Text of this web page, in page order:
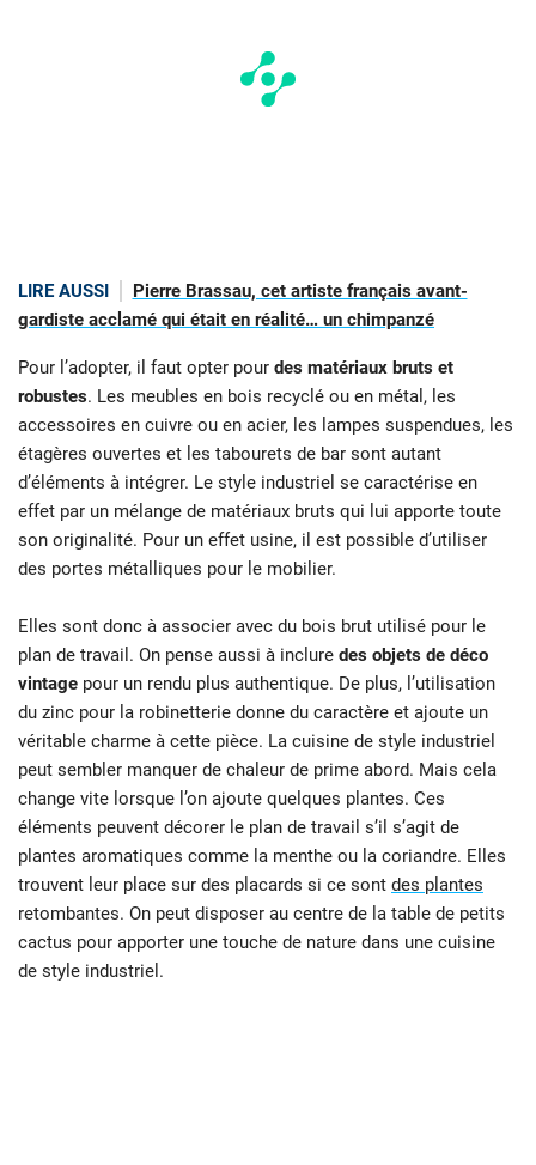
LIRE AUSSI
Pierre Brassau, cet artiste français avant-
gardiste acclamé qui était en réalité… un chimpanzé
Pour l’adopter, il faut opter pour des matériaux bruts et
robustes. Les meubles en bois recyclé ou en métal, les
accessoires en cuivre ou en acier, les lampes suspendues, les
étagères ouvertes et les tabourets de bar sont autant
d’éléments à intégrer. Le style industriel se caractérise en
effet par un mélange de matériaux bruts qui lui apporte toute
son originalité. Pour un effet usine, il est possible d’utiliser
des portes métalliques pour le mobilier.
Elles sont donc à associer avec du bois brut utilisé pour le
plan de travail. On pense aussi à inclure des objets de déco
vintage pour un rendu plus authentique. De plus, l’utilisation
du zinc pour la robinetterie donne du caractère et ajoute un
véritable charme à cette pièce. La cuisine de style industriel
peut sembler manquer de chaleur de prime abord. Mais cela
change vite lorsque l’on ajoute quelques plantes. Ces
éléments peuvent décorer le plan de travail s’il s’agit de
plantes aromatiques comme la menthe ou la coriandre. Elles
trouvent leur place sur des placards si ce sont des plantes
retombantes. On peut disposer au centre de la table de petits
cactus pour apporter une touche de nature dans une cuisine
de style industriel.